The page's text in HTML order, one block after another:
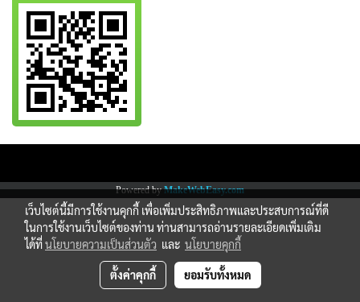
Powered byMakeWebEasy.com
เว็บไซต์นี้มีการใช้งานคุกกี้ เพื่อเพิ่มประสิทธิภาพและประสบการณ์ที่ดี
ในการใช้งานเว็บไซต์ของท่าน ท่านสามารถอ่านรายละเอียดเพิ่มเติม
ได้ที่นโยบายความเป็นส่วนตัว และ นโยบายคุกกี้
ตั้งค่าคุกกี้ ยอมรับทั้งหมด